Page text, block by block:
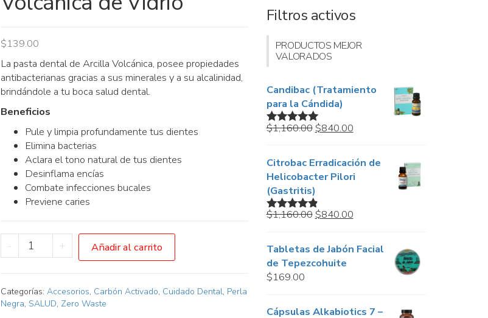
$139.00
La pasta dental de Arcilla Volcánica, posee propiedades
antibacterianas gracias a sus minerales y a su alcalinidad,
brindándole a tu boca salud dental.
Beneficios
Pule y limpia profundamente tus dientes
Elimina bacterias
Aclara el tono natural de tus dientes
Desinflama encías
Combate infecciones bucales
Previene caries
-
Pasta
Dental
Volcánica
de
+ Añadir al carrito
Categorías: Accesorios, Carbón Activado, Cuidado Dental, Perla
Negra, SALUD, Zero Waste
Filtros activos
PRODUCTOS MEJOR
VALORADOS
Candibac (Tratamiento
para la Cándida)
Valorado en
$1,160.00Original
$1,160.00.
$840.00Current
is:
$840.00.
Citrobac Erradicación de
Helicobacter Pilori
(Gastritis)
Valorado
$1,160.00Original
$1,160.00.
$840.00Current
$840.00.
Tabletas de Jabón Facial
de Tepezcohuite
$169.00
Cápsulas Alkabiotics 7 –